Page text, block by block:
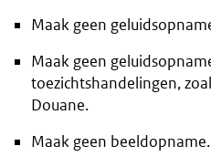
Maak geen
Maak geen
toezichtshandelingen,
Douane.
Maak geen beeldopname.